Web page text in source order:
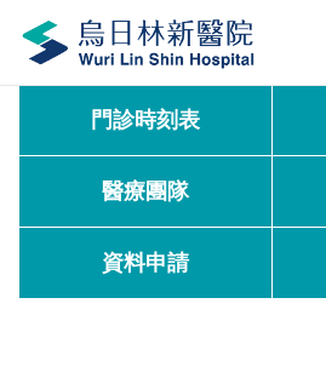
門診時刻表
醫療團隊
資料申請